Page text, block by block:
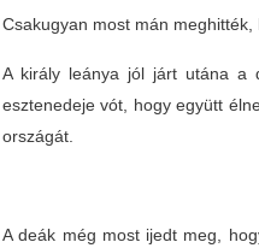
Csakugyan most mán
A király leánya jól járt utána a
esztenedeje vót, hogy együtt
országát.
A deák még most ijedt meg,